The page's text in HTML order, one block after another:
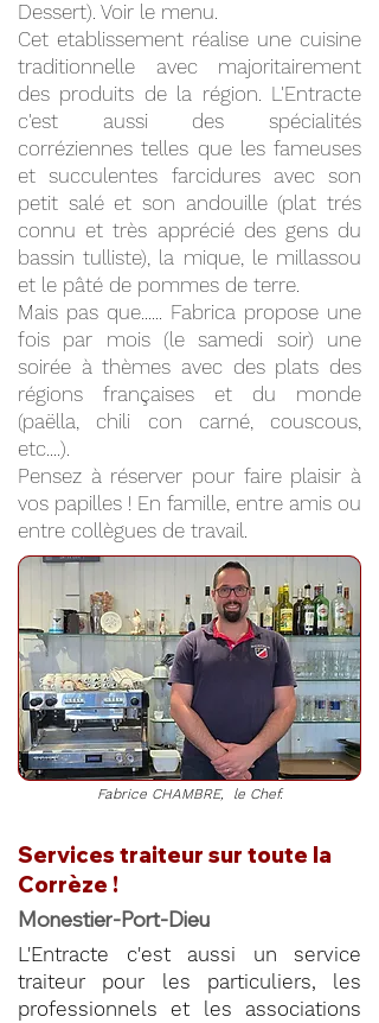
Dessert). Voir le menu.
Cet etablissement réalise une cuisine
traditionnelle avec majoritairement
des produits de la région. L'Entracte
c'est aussi des spécialités
corréziennes telles que les fameuses
et succulentes farcidures avec son
petit salé et son andouille (plat trés
connu et très apprécié des gens du
bassin tulliste), la mique, le millassou
et le pâté de pommes de terre.
Mais pas que...... Fabrica propose une
fois par mois (le samedi soir) une
soirée à thèmes avec des plats des
régions françaises et du monde
(paëlla, chili con carné, couscous,
etc....).
Pensez à réserver pour faire plaisir à
vos papilles ! En famille, entre amis ou
entre collègues de travail.
Fabrice CHAMBRE, le Chef.
Services traiteur sur toute la
Corrèze !
Monestier-Port-Dieu
L'Entracte c'est aussi un service
traiteur pour les particuliers, les
professionnels et les associations